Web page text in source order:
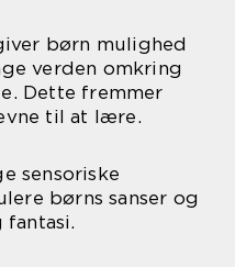
børn mulighed
verden omkring
Dette fremmer
til at lære.
sensoriske
børns sanser og